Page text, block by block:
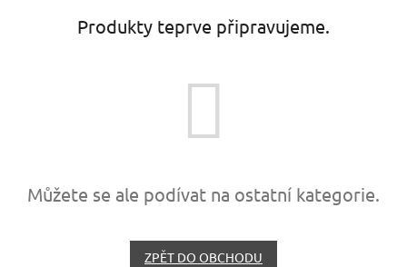
Produkty teprve připravujeme.
Můžete se ale podívat na ostatní kategorie.
ZPĚT DO OBCHODU